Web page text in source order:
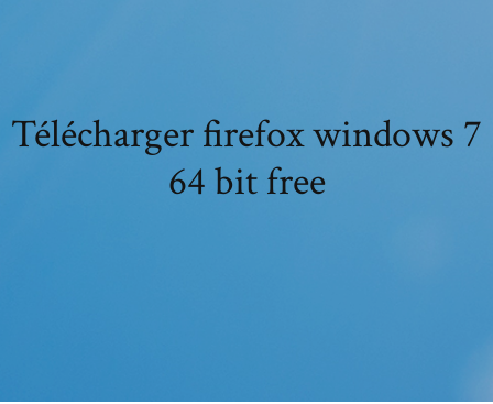
Télécharger firefox windows 7
64 bit free